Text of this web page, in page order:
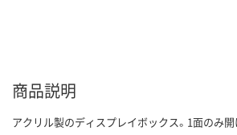
商品説明
アクリル製のディスプレイボックス。1面のみ開